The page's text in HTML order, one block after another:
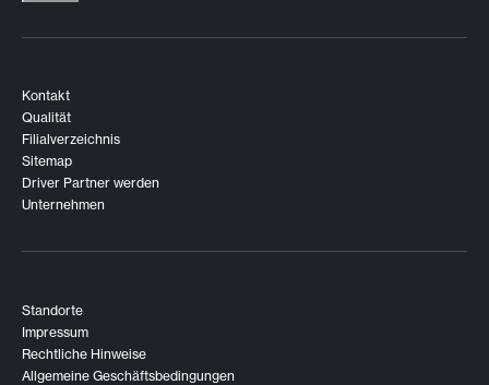
Kontakt
Qualität
Filialverzeichnis
Sitemap
Driver Partner werden
Unternehmen
Standorte
Impressum
Rechtliche Hinweise
Allgemeine Geschäftsbedingungen